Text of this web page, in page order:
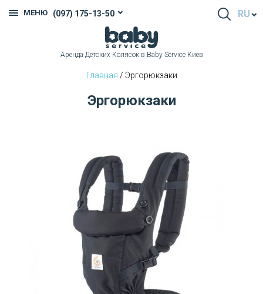
МЕНЮ (097) 175-13-50 RU
Аренда Детских Колясок в Baby Service Киев
Главная / Эргорюкзаки
Эргорюкзаки